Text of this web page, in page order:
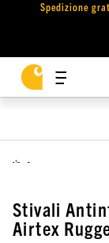
Spedizione
,
Stivali
Airtex